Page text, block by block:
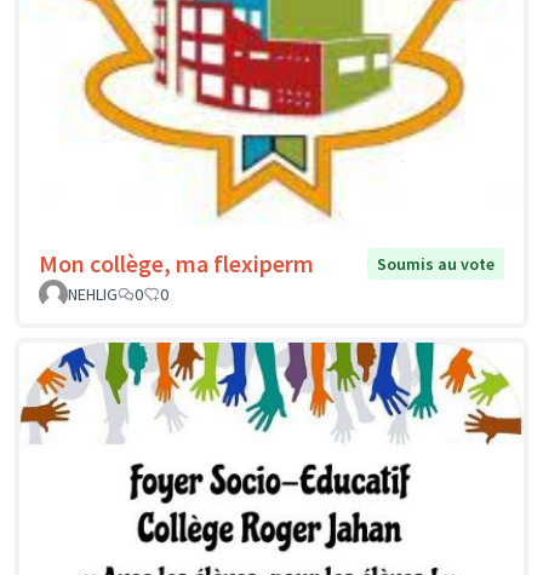
Mon collège, ma flexiperm
Soumis au vote
NEHLIG
0 0